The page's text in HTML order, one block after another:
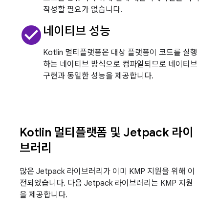
작성할 필요가 없습니다.
check_circle 네이티브 성능
Kotlin 멀티플랫폼은 대상 플랫폼이 코드를 실행
하는 네이티브 방식으로 컴파일되므로 네이티브
구현과 동일한 성능을 제공합니다.
Kotlin 멀티플랫폼 및 Jetpack 라이
브러리
많은 Jetpack 라이브러리가 이미 KMP 지원을 위해 이
전되었습니다. 다음 Jetpack 라이브러리는 KMP 지원
을 제공합니다.